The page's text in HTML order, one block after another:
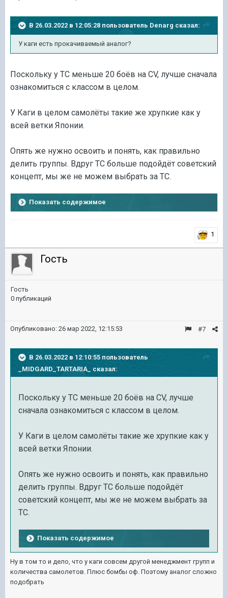
В 26.03.2022 в 12:05:28 пользователь Denarg сказал:
У каги есть прокачиваемый аналог?
Поскольку у ТС меньше 20 боёв на CV, лучше сначала
ознакомиться с классом в целом.
У Каги в целом самолёты такие же хрупкие как у
всей ветки Японии.
Опять же нужно освоить и понять, как правильно
делить группы. Вдруг ТС больше подойдёт советский
концепт, мы же не можем выбрать за ТС.
Показать содержимое
1
Гость
Гость
0 публикаций
#7
Опубликовано: 26 мар 2022, 12:15:53
В 26.03.2022 в 12:10:55 пользователь
_MIDGARD_TARTARIA_ сказал:
Поскольку у ТС меньше 20 боёв на CV, лучше
сначала ознакомиться с классом в целом.
У Каги в целом самолёты такие же хрупкие как у
всей ветки Японии.
Опять же нужно освоить и понять, как правильно
делить группы. Вдруг ТС больше подойдёт
советский концепт, мы же не можем выбрать за
ТС.
Показать содержимое
Ну в том то и дело, что у каги совсем другой менеджмент групп и
количества самолетов. Плюс бомбы оф. Поэтому аналог сложно
подобрать